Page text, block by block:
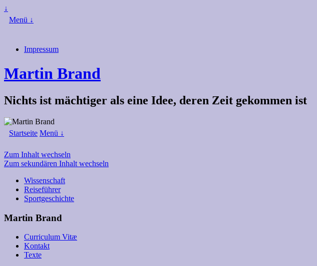
↓
Menü ↓
Impressum
Martin Brand
Nichts ist mächtiger als eine Idee, deren Zeit gekommen ist
Startseite Menü ↓
Zum Inhalt wechseln
Zum sekundären Inhalt wechseln
Wissenschaft
Reiseführer
Sportgeschichte
Martin Brand
Curriculum Vitæ
Kontakt
Texte